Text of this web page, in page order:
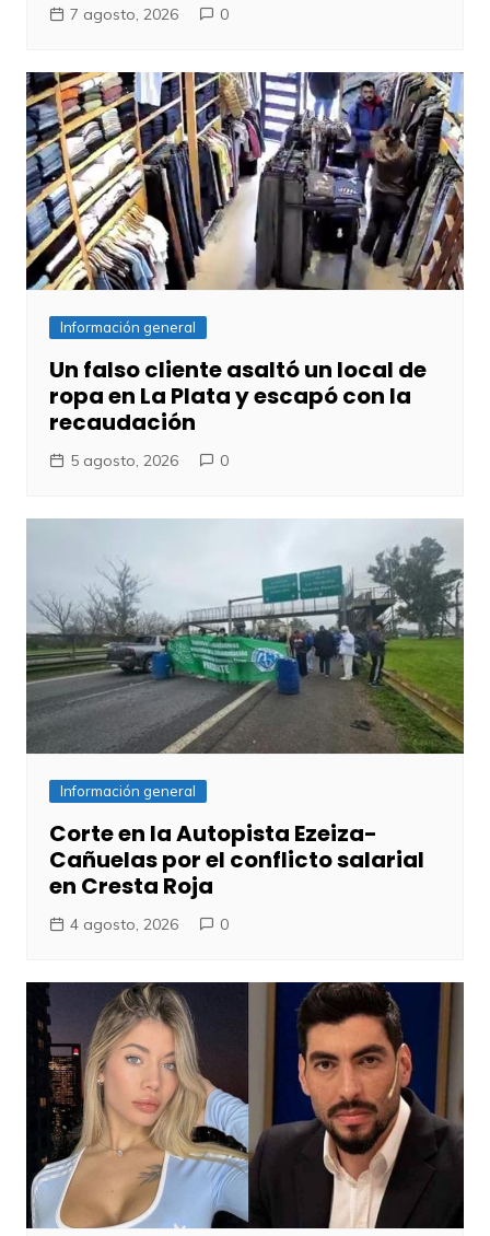
7 agosto, 2026 0
Información general
Un falso cliente asaltó un local de
ropa en La Plata y escapó con la
recaudación
5 agosto, 2026 0
Información general
Corte en la Autopista Ezeiza-
Cañuelas por el conflicto salarial
en Cresta Roja
4 agosto, 2026 0